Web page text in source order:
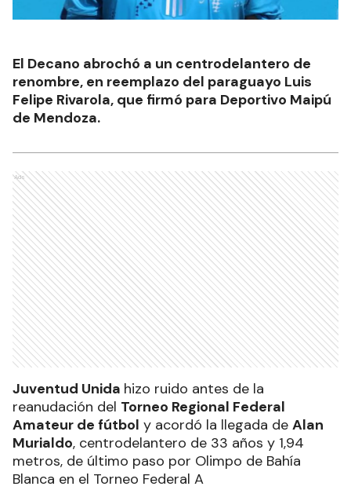
El Decano abrochó a un centrodelantero de
renombre, en reemplazo del paraguayo Luis
Felipe Rivarola, que firmó para Deportivo Maipú
de Mendoza.
Ads
Juventud Unida hizo ruido antes de la
reanudación del Torneo Regional Federal
Amateur de fútbol y acordó la llegada de Alan
Murialdo, centrodelantero de 33 años y 1,94
metros, de último paso por Olimpo de Bahía
Blanca en el Torneo Federal A